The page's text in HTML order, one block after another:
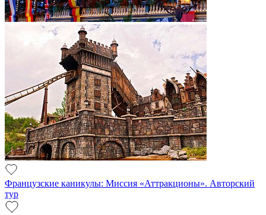
Французские каникулы: Миссия «Аттракционы». Авторский
тур